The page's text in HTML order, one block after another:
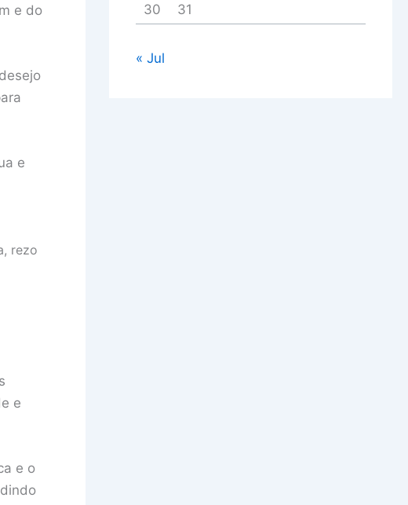
e do
e
rezo
e
e o
30
31
« Jul